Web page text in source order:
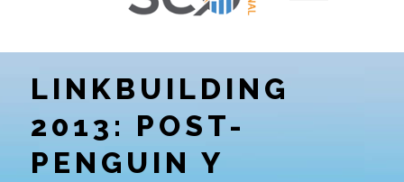
LINKBUILDING
2013: POST-
PENGUIN Y